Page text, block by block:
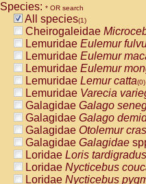
Species: * OR search
All species(1)
Cheirogaleidae
Lemuridae Eulemur
Lemuridae Eulemur
Lemuridae Eulemur
Lemuridae Lemur catta(0)
Lemuridae Varecia
Galagidae Galago
Galagidae Galago
Galagidae Otolemur
Galagidae Galagidae
Loridae Loris tardigradus
Loridae Nycticebus
Loridae Nycticebus